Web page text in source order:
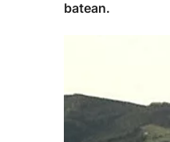
batean.